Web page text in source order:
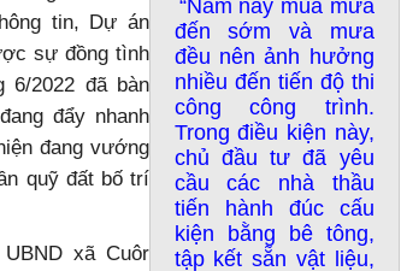
“Năm nay mùa mưa
đến sớm và mưa
đều nên ảnh hưởng
nhiều đến tiến độ thi
công công trình.
Trong điều kiện này,
chủ đầu tư đã yêu
cầu các nhà thầu
tiến hành đúc cấu
kiện bằng bê tông,
tập kết sẵn vật liệu,
tin, Dự án
sự đồng tình
6/2022 đã bàn
đẩy nhanh
đang vướng
quỹ đất bố trí
xã Cuôr